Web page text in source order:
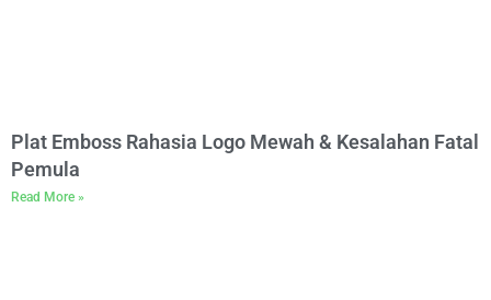
Plat Emboss Rahasia Logo Mewah & Kesalahan Fatal
Pemula
Read More »